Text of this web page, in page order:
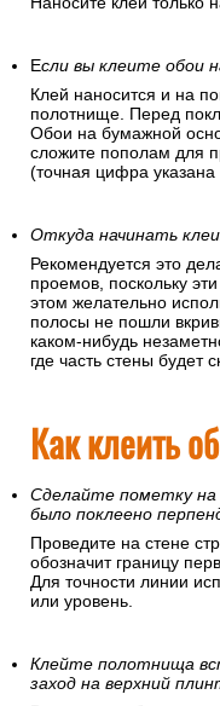
Если вы клеите обои
Клей наносится и на
полотнище. Перед
Обои на бумажной
сложите пополам для
(точная цифра указана
Откуда начинать
Рекомендуется это
проемов, поскольку
этом желательно
полосы не пошли
каком-нибудь
где часть стены будет
Как клеить
Сделайте пометку
было поклеено
Проведите на стене
обозначит границу
Для точности линии
или уровень.
Клейте полотнища
заход на верхний